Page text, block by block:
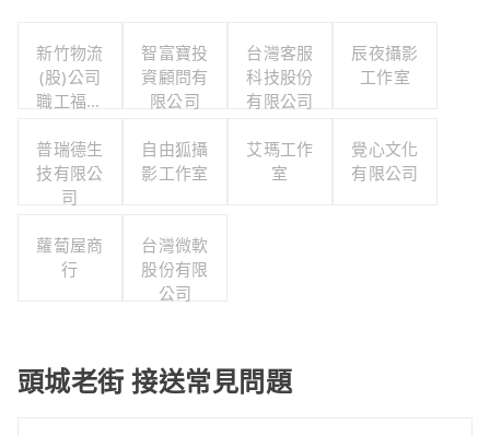
新竹物流
(股)公司
職工福利
智富寶投
資顧問有
限公司
台灣客服
科技股份
有限公司
辰夜攝影
工作室
普瑞德生
技有限公
司
自由狐攝
影工作室
艾瑪工作
室
覺心文化
有限公司
蘿蔔屋商
行
台灣微軟
股份有限
公司
頭城老街 接送常見問題